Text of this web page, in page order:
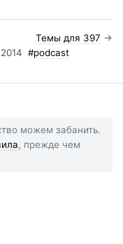
Темы для 397 →
#podcast
можем забанить.
, прежде чем